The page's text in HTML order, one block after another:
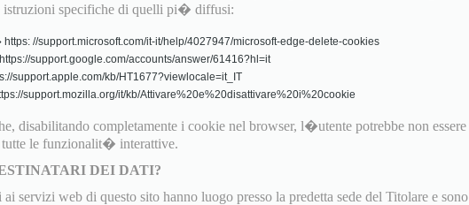
specifiche di quelli pi� diffusi:
//support.microsoft.com/it-it/help/4027947/microsoft-edge-delete-cookies
support.google.com/accounts/answer/61416?hl=it
support.apple.com/kb/HT1677?viewlocale=it_IT
support.mozilla.org/it/kb/Attivare%20e%20disattivare%20i%20cookie
disabilitando completamente i cookie nel browser, l�utente potrebbe non essere
le funzionalit� interattive.
DEI DATI?
ai servizi web di questo sito hanno luogo presso la predetta sede del Titolare e sono